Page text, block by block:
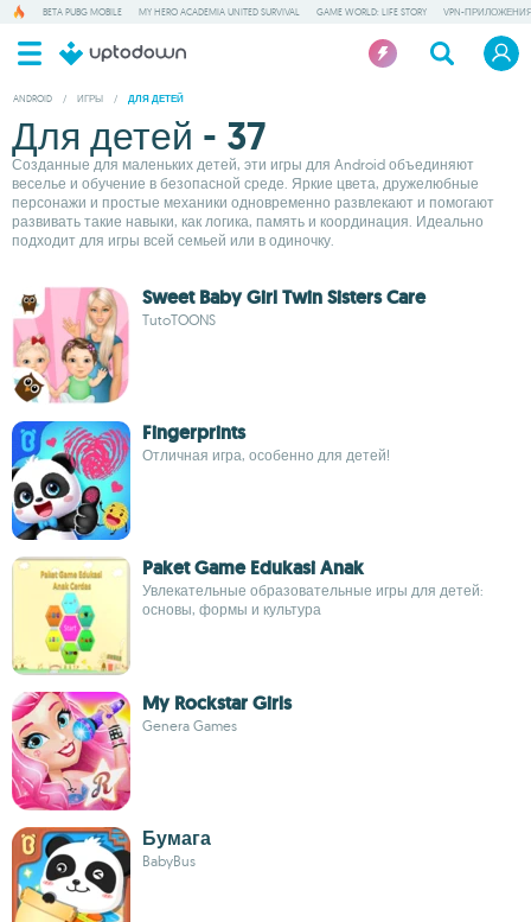
BETA PUBG MOBILE MY HERO ACADEMIA UNITED SURVIVAL GAME WORLD: LIFE STORY VPN-
ANDROID / ИГРЫ / ДЛЯ ДЕТЕЙ
Для детей - 37
Созданные для маленьких детей, эти игры для Android объединяют
веселье и обучение в безопасной среде. Яркие цвета, дружелюбные
персонажи и простые механики одновременно развлекают и помогают
развивать такие навыки, как логика, память и координация. Идеально
подходит для игры всей семьей или в одиночку.
Sweet Baby Girl Twin Sisters Care
TutoTOONS
Fingerprints
Отличная игра, особенно для детей!
Paket Game Edukasi Anak
Увлекательные образовательные игры для детей:
основы, формы и культура
My Rockstar Girls
Genera Games
Бумага
BabyBus